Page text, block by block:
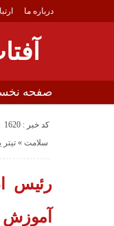
درباره ما
صفحه
کد خبر : 1620
« سلامت
رئیس